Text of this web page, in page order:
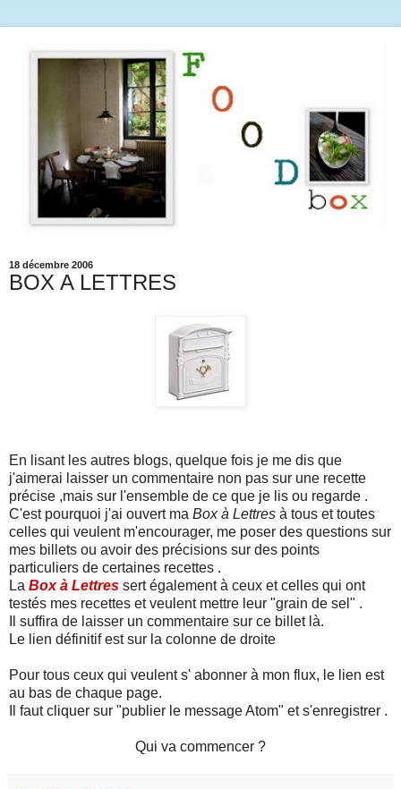
18 décembre 2006
BOX A LETTRES
En lisant les autres blogs, quelque fois je me dis que
j'aimerai laisser un commentaire non pas sur une recette
précise ,mais sur l'ensemble de ce que je lis ou regarde .
C'est pourquoi j'ai ouvert ma Box à Lettres à tous et toutes
celles qui veulent m'encourager, me poser des questions sur
mes billets ou avoir des précisions sur des points
particuliers de certaines recettes .
La Box à Lettres sert également à ceux et celles qui ont
testés mes recettes et veulent mettre leur "grain de sel" .
Il suffira de laisser un commentaire sur ce billet là.
Le lien définitif est sur la colonne de droite
Pour tous ceux qui veulent s' abonner à mon flux, le lien est
au bas de chaque page.
Il faut cliquer sur "publier le message Atom" et s'enregistrer .
Qui va commencer ?